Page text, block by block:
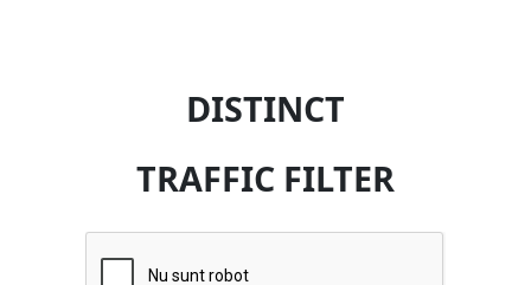
DISTINCT
TRAFFIC FILTER